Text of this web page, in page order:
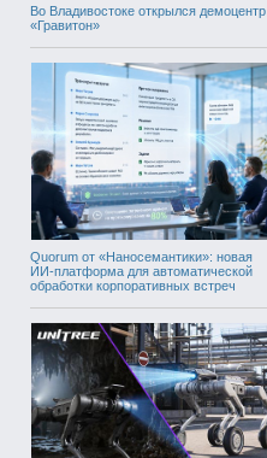
Во Владивостоке открылся демоцентр
«Гравитон»
Quorum от «Наносемантики»: новая
ИИ-платформа для автоматической
обработки корпоративных встреч